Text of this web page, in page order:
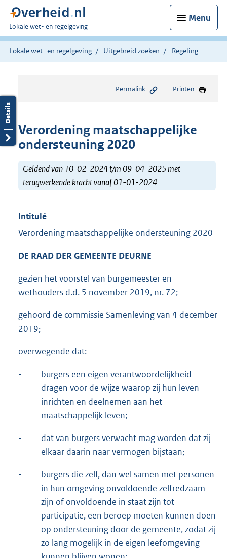
Menu
U
bent
hier:
Lokale wet- en regelgeving
Lokale wet- en regelgeving Uitgebreid zoeken Regeling
Permalink Printen
Verordening maatschappelijke
ondersteuning 2020
Geldend van 10-02-2024 t/m 09-04-2025 met
terugwerkende kracht vanaf 01-01-2024
Intitulé
Verordening maatschappelijke ondersteuning 2020
DE RAAD DER GEMEENTE DEURNE
gezien het voorstel van burgemeester en
wethouders d.d. 5 november 2019, nr. 72;
gehoord de commissie Samenleving van 4 december
2019;
overwegende dat:
-
burgers een eigen verantwoordelijkheid
dragen voor de wijze waarop zij hun leven
inrichten en deelnemen aan het
maatschappelijk leven;
-
dat van burgers verwacht mag worden dat zij
elkaar daarin naar vermogen bijstaan;
-
burgers die zelf, dan wel samen met personen
in hun omgeving onvoldoende zelfredzaam
zijn of onvoldoende in staat zijn tot
participatie, een beroep moeten kunnen doen
op ondersteuning door de gemeente, zodat zij
zo lang mogelijk in de eigen leefomgeving